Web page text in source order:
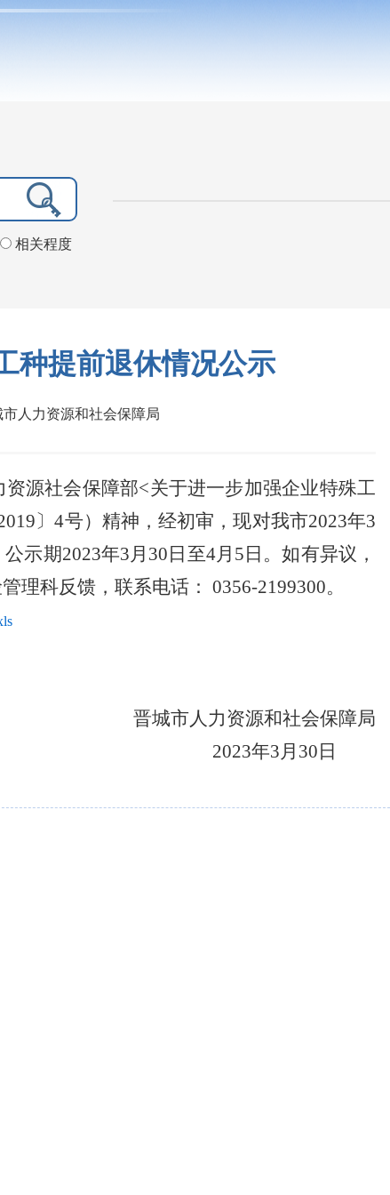
相关程度
种提前退休情况公示
人力资源和社会保障局
源社会保障部<关于进一步加强企业特殊工
〕4号）精神，经初审，现对我市2023年3
示期2023年3月30日至4月5日。如有异议，
科反馈，联系电话： 0356-2199300。
晋城市人力资源和社会保障局
2023年3月30日